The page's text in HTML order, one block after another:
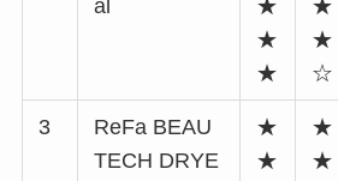
al
★
★
★
★
★
☆
3
ReFa BEAU
TECH DRYE
★
★
★
★